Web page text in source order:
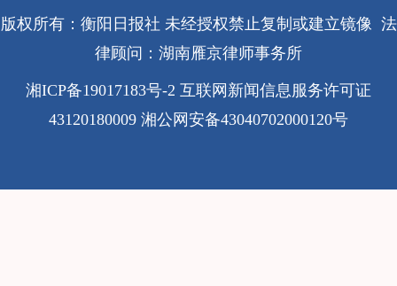
版权所有：衡阳日报社 未经授权禁止复制或建立镜像 法
律顾问：湖南雁京律师事务所
湘ICP备19017183号-2 互联网新闻信息服务许可证
43120180009 湘公网安备43040702000120号